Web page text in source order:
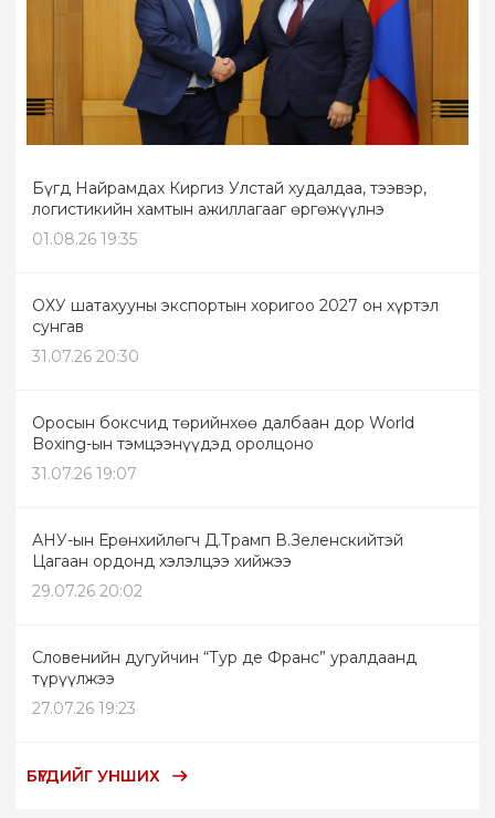
Бүгд Найрамдах Киргиз Улстай худалдаа, тээвэр,
логистикийн хамтын ажиллагааг өргөжүүлнэ
01.08.26 19:35
ОХУ шатахууны экспортын хоригоо 2027 он хүртэл
сунгав
31.07.26 20:30
Оросын боксчид төрийнхөө далбаан дор World
Boxing-ын тэмцээнүүдэд оролцоно
31.07.26 19:07
АНУ-ын Ерөнхийлөгч Д.Трамп В.Зеленскийтэй
Цагаан ордонд хэлэлцээ хийжээ
29.07.26 20:02
Словенийн дугуйчин “Тур де Франс” уралдаанд
түрүүлжээ
27.07.26 19:23
БҮГДИЙГ УНШИХ